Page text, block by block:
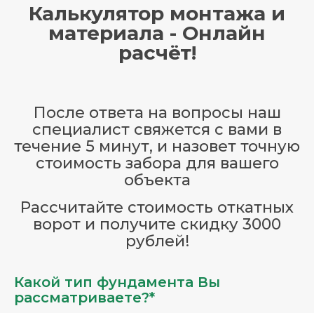
Калькулятор монтажа и
материала - Онлайн
расчёт!
После ответа на вопросы наш
специалист свяжется с вами в
течение 5 минут, и назовет точную
стоимость забора для вашего
объекта
Рассчитайте стоимость откатных
ворот и получите скидку 3000
рублей!
Какой тип фундамента Вы
рассматриваете?*